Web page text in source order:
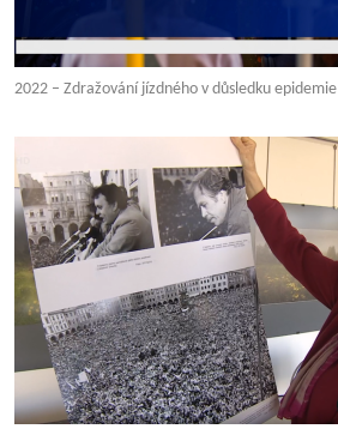
2022 – Zdražování jízdného v důsledku epidemie